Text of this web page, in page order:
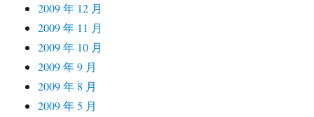
2009 年 12 月
2009 年 11 月
2009 年 10 月
2009 年 9 月
2009 年 8 月
2009 年 5 月